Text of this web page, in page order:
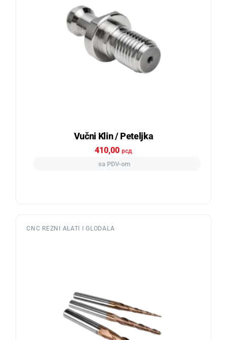
Vučni Klin / Peteljka
410,00 рсд
sa PDV-om
CNC REZNI ALATI I GLODALA